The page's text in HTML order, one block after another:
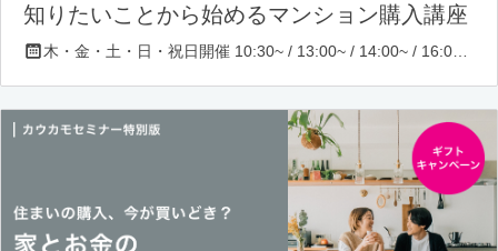
知りたいことから始めるマンション購入講座